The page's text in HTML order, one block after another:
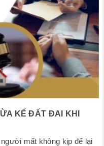
KẾ ĐẤT ĐAI KHI
mất không kịp để lại